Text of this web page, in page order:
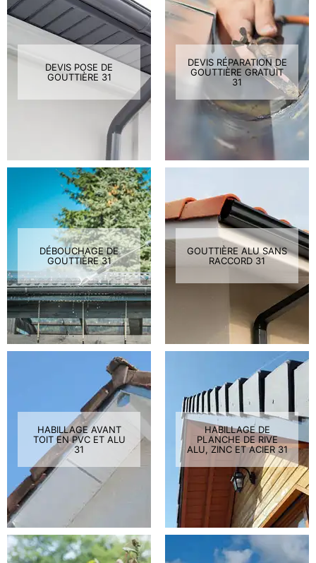
DEVIS POSE DE
GOUTTIÈRE 31
DEVIS RÉPARATION DE
GOUTTIÈRE GRATUIT
31
DÉBOUCHAGE DE
GOUTTIÈRE 31
GOUTTIÈRE ALU SANS
RACCORD 31
HABILLAGE AVANT
TOIT EN PVC ET ALU
31
HABILLAGE DE
PLANCHE DE RIVE
ALU, ZINC ET ACIER 31